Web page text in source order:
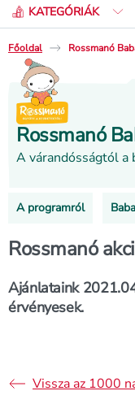
KATEGÓRIÁK
Főoldal Rossmanó
Rossmanó
A várandósságtól a
A programról
Rossmanó
Ajánlataink
érvényesek.
Vissza az 1000